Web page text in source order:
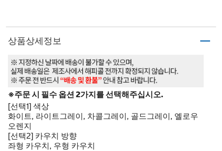
상품상세정보
※주문 시 필수 옵션 2가지를 선택해주십시오.
[선택1] 색상
화이트, 라이트그레이, 차콜그레이, 골드그레이, 옐로우
오렌지
[선택2] 카우치 방향
좌형 카우치, 우형 카우치